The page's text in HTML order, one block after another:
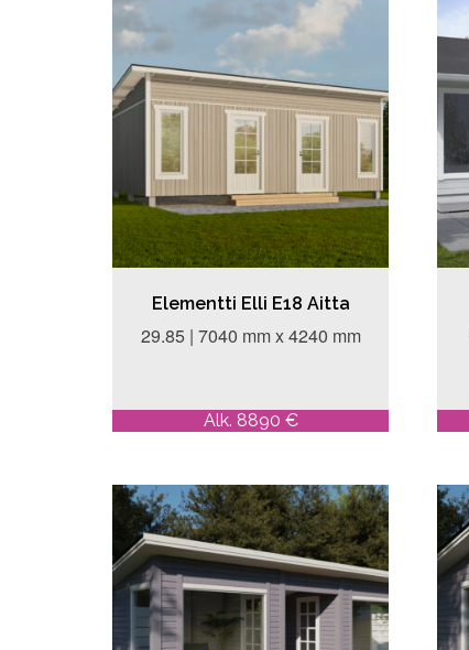
Elementti Elli E18 Aitta
29.85 | 7040 mm x 4240 mm
Alk. 8890 €